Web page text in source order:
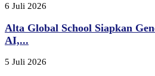
6 Juli 2026
Alta Global School Siapkan
AI,...
5 Juli 2026